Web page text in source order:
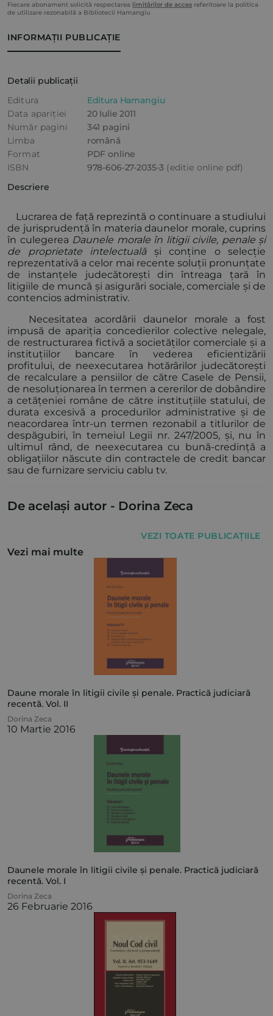
INFORMAȚII PUBLICAȚIE
Detalii publicații
Editura
Editura Hamangiu
Data apariției
20 Iulie 2011
Număr pagini
341 pagini
Limba
română
Format
PDF online
ISBN
978-606-27-2035-3 (editie online pdf)
Descriere
Lucrarea de față reprezintă o continuare a studiului
de jurisprudență în materia daunelor morale, cuprins
în culegerea Daunele morale în litigii civile, penale și
de proprietate intelectualăși conține o selecție
reprezentativă a celor mai recente soluții pronunțate
de instanțele judecătorești din întreaga țară în
litigiile de muncă și asigurări sociale, comerciale și de
contencios administrativ.
Necesitatea acordării daunelor morale a fost
impusă de apariția concedierilor colective nelegale,
de restructurarea fictivă a societăților comerciale și a
instituțiilor bancare în vederea eficientizării
profitului, de neexecutarea hotărârilor judecătorești
de recalculare a pensiilor de către Casele de Pensii,
de nesoluționarea în termen a cererilor de dobândire
a cetățeniei române de către instituțiile statului, de
durata excesivă a procedurilor administrative și de
neacordarea într-un termen rezonabil a titlurilor de
despăgubiri, în temeiul Legii nr. 247/2005, și, nu în
ultimul rând, de neexecutarea cu bună-credință a
obligațiilor născute din contractele de credit bancar
sau de furnizare serviciu cablu tv.
Fiecare abonament solicită respectarea limitărilor de acces referitoare la politica
de utilizare rezonabilă a Bibliotecii Hamangiu
De același autor - Dorina Zeca
VEZI TOATE PUBLICAȚIILE
Vezi mai multe
Daune morale în litigii civile și penale. Practică judiciară
recentă. Vol. II
Dorina Zeca
10 Martie 2016
Daunele morale în litigii civile și penale. Practică judiciară
recentă. Vol. I
Dorina Zeca
26 Februarie 2016